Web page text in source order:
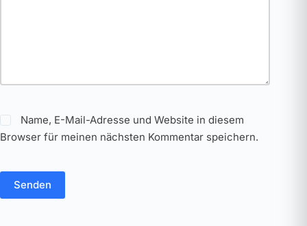
Name, E-Mail-Adresse und Website in diesem
Browser für meinen nächsten Kommentar speichern.
Senden